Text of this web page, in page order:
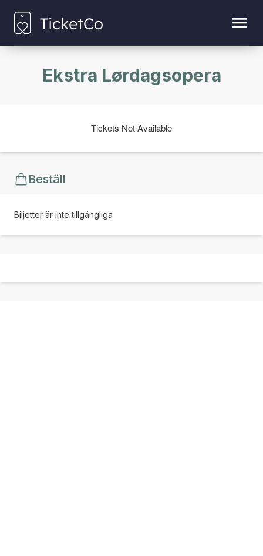
Ekstra Lørdagsopera
Tickets Not Available
Beställ
Biljetter är inte tillgängliga